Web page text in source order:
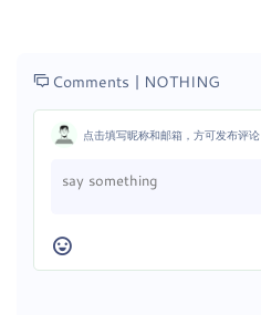
Comments | NOTHING
点击填写昵称和邮箱，方可发布评论